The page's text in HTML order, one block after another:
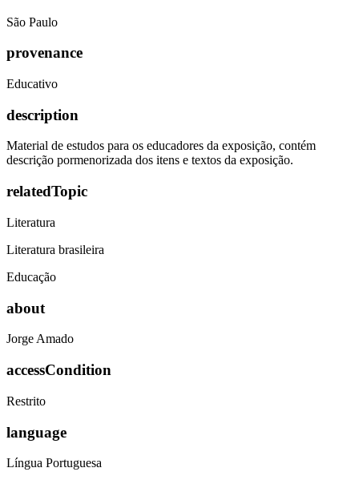
São Paulo
provenance
Educativo
description
Material de estudos para os educadores da exposição, contém
descrição pormenorizada dos itens e textos da exposição.
relatedTopic
Literatura
Literatura brasileira
Educação
about
Jorge Amado
accessCondition
Restrito
language
Língua Portuguesa